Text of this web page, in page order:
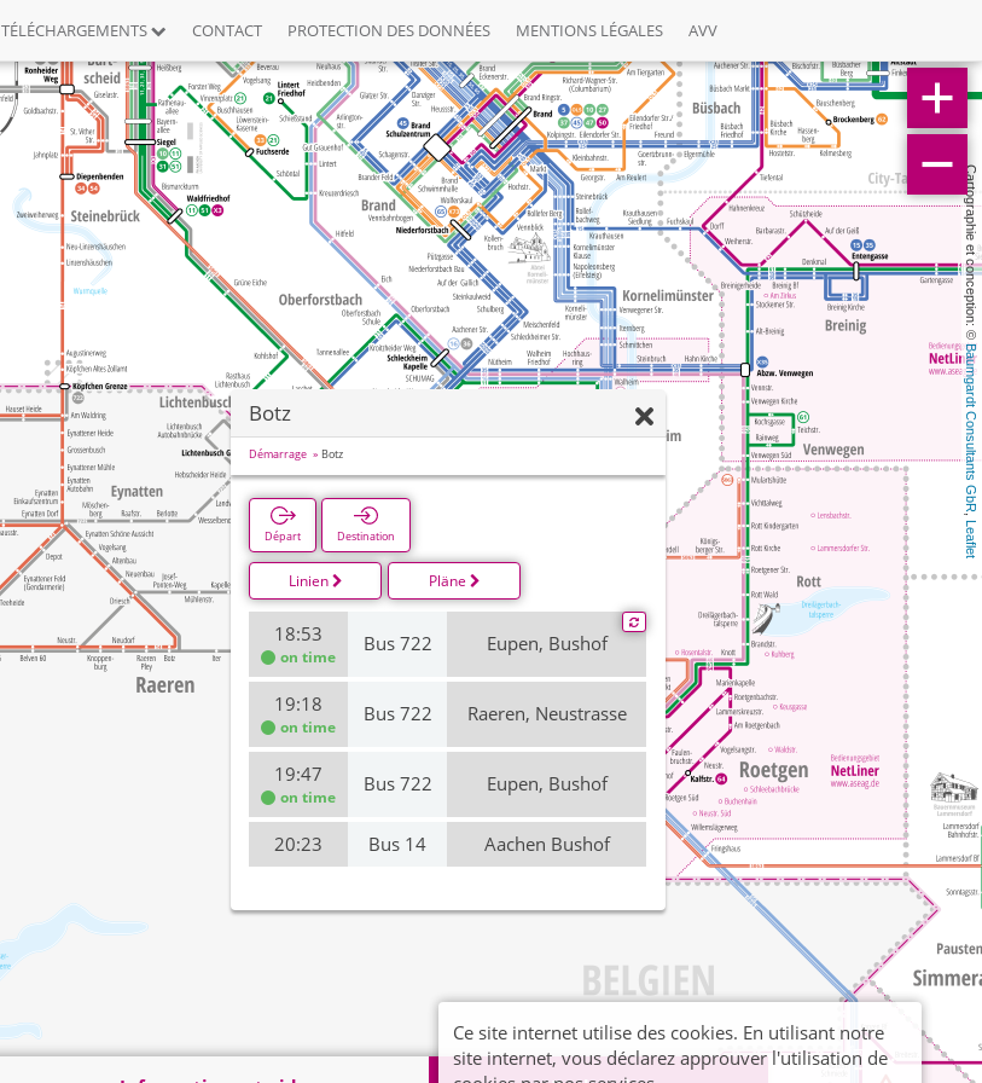
TÉLÉCHARGEMENTS CONTACT PROTECTION DES DONNÉES MENTIONS LÉGALES AVV
Cartographie et conception: ©
Baumgardt Consultants GbR
,
Leaflet
Botz
Démarrage Botz
Départ Destination
Linien Pläne
18:53
on time
Bus 722 Eupen, Bushof
19:18
on time
Bus 722 Raeren, Neustrasse
19:47
on time
Bus 722 Eupen, Bushof
20:23 Bus 14 Aachen Bushof
Ce site internet utilise des cookies. En utilisant notre
site internet, vous déclarez approuver l'utilisation de